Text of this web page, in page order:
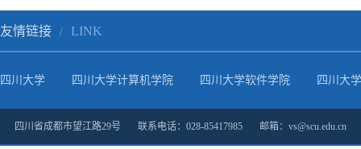
友情链接 / LINK
四川大学 四川大学计算机学院 四川大学软件学院 四川大
四川省成都市望江路29号 联系电话：028-85417985 邮箱：vs@scu.edu.cn